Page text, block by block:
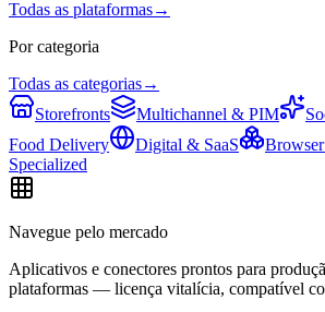
Todas as plataformas→
Por categoria
Todas as categorias→
Storefronts
Multichannel & PIM
Food Delivery
Digital & SaaS
Specialized
Navegue pelo mercado
Aplicativos e conectores prontos para
plataformas — licença vitalícia, compatível